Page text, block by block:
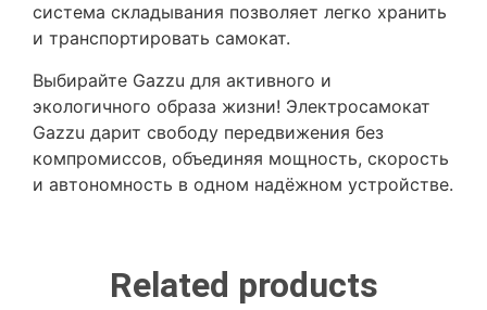
система складывания позволяет легко хранить
и транспортировать самокат.
Выбирайте Gazzu для активного и
экологичного образа жизни! Электросамокат
Gazzu дарит свободу передвижения без
компромиссов, объединяя мощность, скорость
и автономность в одном надёжном устройстве.
Related products